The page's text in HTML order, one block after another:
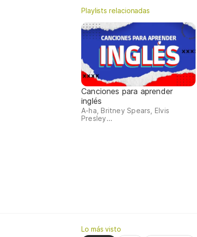
Playlists relacionadas
Canciones para aprender
inglés
A-ha, Britney Spears, Elvis
Presley...
Lo más visto